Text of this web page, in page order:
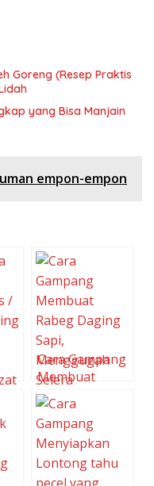
Goreng (Resep Praktis
yang Bisa Manjain
empon-empon
Cara Gampang
Membuat
Rabeg Daging
Sapi,
Menggugah
Selera